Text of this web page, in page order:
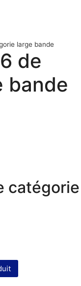
large bande
de
bande
catégorie